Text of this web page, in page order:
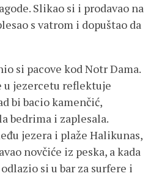
Slikao si i prodavao na
s vatrom i dopuštao da
si pacove kod Notr Dama.
u jezercetu reflektuje
bi bacio kamenčić,
bedrima i zaplesala.
jezera i plaže Halikunas,
novčiće iz peska, a kada
si u bar za surfere i